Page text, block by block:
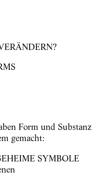
Form und Substanz
gemacht:
SYMBOLE